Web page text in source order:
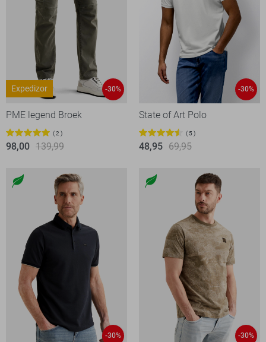
Expedizor -30%
PME legend Broek
2
98,00 139,99
-30%
State of Art Polo
5
48,95 69,95
-30% -30%